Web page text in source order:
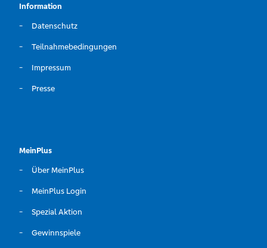
Information
Datenschutz
Teilnahmebedingungen
Impressum
Presse
MeinPlus
Über MeinPlus
MeinPlus Login
Spezial Aktion
Gewinnspiele